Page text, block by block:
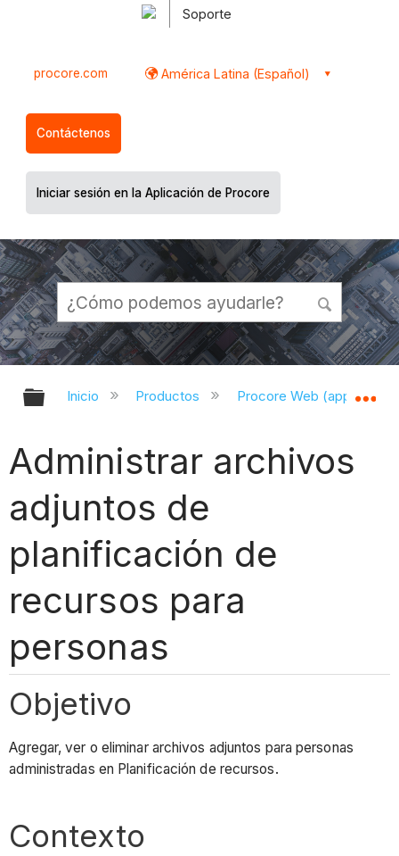
Soporte
procore.com América Latina (Español)
Contáctenos
Iniciar sesión en la Aplicación de Procore
Expandir/contraer jerarquía global
Inicio Productos Procore Web
Administrar archivos
adjuntos de
planificación de
recursos para
personas
Objetivo
Agregar, ver o eliminar archivos adjuntos para personas
administradas en Planificación de recursos.
Contexto